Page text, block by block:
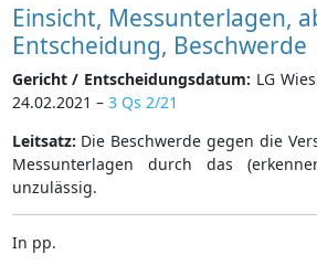
Einsicht, Messunterlagen,
Entscheidung, Beschwerde
Gericht / Entscheidungsdatum: LG
24.02.2021 – 3 Qs 2/21
Leitsatz: Die Beschwerde gegen die
Messunterlagen durch das
unzulässig.
In pp.